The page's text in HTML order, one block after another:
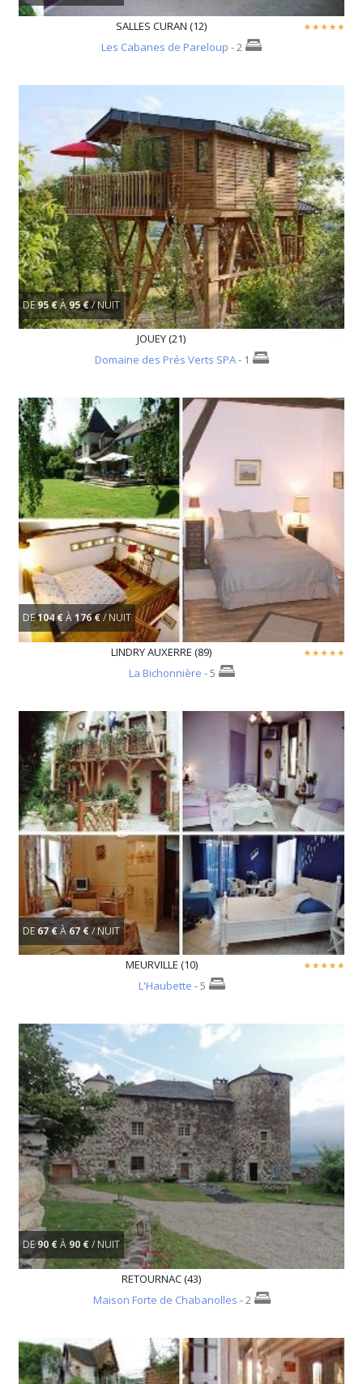
SALLES CURAN (12)
Les Cabanes de Pareloup - 2
DE95 €À95 €/ NUIT
JOUEY (21)
Domaine des Prés Verts SPA- 1
DE104 €À176 €/ NUIT
LINDRY AUXERRE (89)
La Bichonnière - 5
DE 67 €À67 €/ NUIT
MEURVILLE (10)
L'Haubette - 5
DE90 €À 90 €/ NUIT
RETOURNAC (43)
Maison Forte de Chabanolles - 2